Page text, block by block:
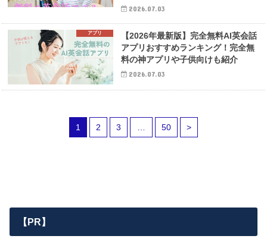
2026.07.03
アプリ
【2026年最新版】完全無料AI英会話
アプリおすすめランキング！完全無
料の神アプリや子供向けも紹介
2026.07.03
1 2 3 50 >
【PR】